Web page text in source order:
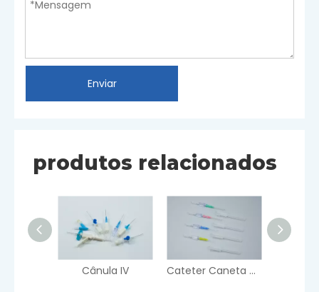
Enviar
produtos relacionados
Cânula IV Cateter Caneta Tipo IV